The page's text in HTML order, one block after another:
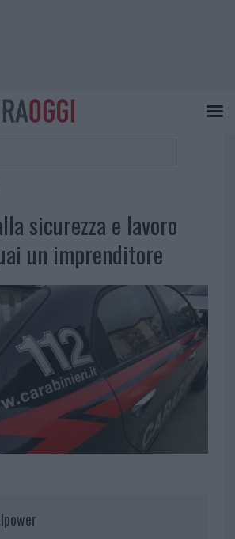
sicurezza e lavoro
un imprenditore